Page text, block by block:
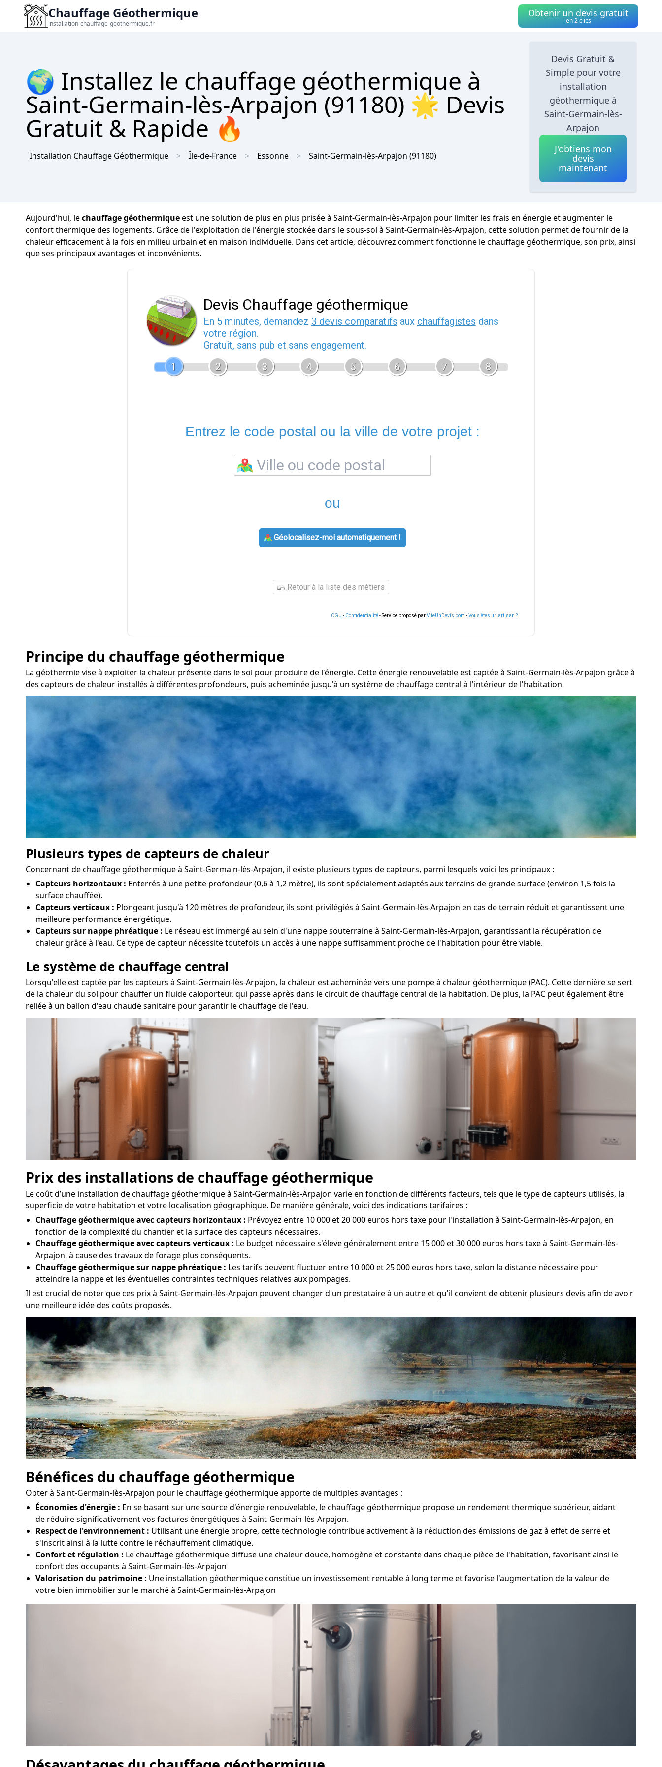
Chauffage Géothermique
installation-chauffage-geothermique.fr
Obtenir un devis gratuit
en 2 clics
🌍 Installez le chauffage géothermique à
Saint-Germain-lès-Arpajon (91180) 🌟 Devis
Gratuit & Rapide 🔥
Installation Chauffage Géothermique Île-de-France Essonne Saint-Germain-lès-Arpajon (91180)
Devis Gratuit &
Simple pour votre
installation
géothermique à
Saint-Germain-lès-
Arpajon
J'obtiens mon
devis
maintenant
Aujourd'hui, lechauffage géothermiqueest une solution de plus en plus prisée à Saint-Germain-lès-Arpajon pour limiter les frais en énergie et augmenter le
confort thermique des logements. Grâce de l'exploitation de l'énergie stockée dans le sous-sol à Saint-Germain-lès-Arpajon, cette solution permet de fournir de la
chaleur efficacement à la fois en milieu urbain et en maison individuelle. Dans cet article, découvrez comment fonctionne le chauffage géothermique, son prix, ainsi
que ses principaux avantages et inconvénients.
Devis Chauffage géothermique
En 5 minutes, demandez 3 devis comparatifs aux chauffagistes dans
votre région.
Gratuit, sans pub et sans engagement.
1
2 3 4 5 6 7 8
Entrez le code postal ou la ville de votre projet :
ou
Géolocalisez-moi automatiquement !
Retour à la liste des métiers
CGU - Confidentialité- Service proposé parViteUnDevis.com -Vous êtes un artisan ?
Principe du chauffage géothermique
La géothermie vise à exploiter la chaleur présente dans le sol pour produire de l'énergie. Cette énergie renouvelable est captée à Saint-Germain-lès-Arpajon grâce à
des capteurs de chaleur installés à différentes profondeurs, puis acheminée jusqu'à un système de chauffage central à l'intérieur de l'habitation.
Plusieurs types de capteurs de chaleur
Concernant de chauffage géothermique à Saint-Germain-lès-Arpajon, il existe plusieurs types de capteurs, parmi lesquels voici les principaux :
Capteurs horizontaux : Enterrés à une petite profondeur (0,6 à 1,2 mètre), ils sont spécialement adaptés aux terrains de grande surface (environ 1,5 fois la
surface chauffée).
Capteurs verticaux : Plongeant jusqu'à 120 mètres de profondeur, ils sont privilégiés à Saint-Germain-lès-Arpajon en cas de terrain réduit et garantissent une
meilleure performance énergétique.
Capteurs sur nappe phréatique : Le réseau est immergé au sein d'une nappe souterraine à Saint-Germain-lès-Arpajon, garantissant la récupération de
chaleur grâce à l'eau. Ce type de capteur nécessite toutefois un accès à une nappe suffisamment proche de l'habitation pour être viable.
Le système de chauffage central
Lorsqu'elle est captée par les capteurs à Saint-Germain-lès-Arpajon, la chaleur est acheminée vers une pompe à chaleur géothermique (PAC). Cette dernière se sert
de la chaleur du sol pour chauffer un fluide caloporteur, qui passe après dans le circuit de chauffage central de la habitation. De plus, la PAC peut également être
reliée à un ballon d'eau chaude sanitaire pour garantir le chauffage de l'eau.
Prix des installations de chauffage géothermique
Le coût d’une installation de chauffage géothermique à Saint-Germain-lès-Arpajon varie en fonction de différents facteurs, tels que le type de capteurs utilisés, la
superficie de votre habitation et votre localisation géographique. De manière générale, voici des indications tarifaires :
Chauffage géothermique avec capteurs horizontaux : Prévoyez entre 10 000 et 20 000 euros hors taxe pour l'installation à Saint-Germain-lès-Arpajon, en
fonction de la complexité du chantier et la surface des capteurs nécessaires.
Chauffage géothermique avec capteurs verticaux : Le budget nécessaire s'élève généralement entre 15 000 et 30 000 euros hors taxe à Saint-Germain-lès-
Arpajon, à cause des travaux de forage plus conséquents.
Chauffage géothermique sur nappe phréatique : Les tarifs peuvent fluctuer entre 10 000 et 25 000 euros hors taxe, selon la distance nécessaire pour
atteindre la nappe et les éventuelles contraintes techniques relatives aux pompages.
Il est crucial de noter que ces prix à Saint-Germain-lès-Arpajon peuvent changer d'un prestataire à un autre et qu'il convient de obtenir plusieurs devis afin de avoir
une meilleure idée des coûts proposés.
Bénéfices du chauffage géothermique
Opter à Saint-Germain-lès-Arpajon pour le chauffage géothermique apporte de multiples avantages :
Économies d'énergie : En se basant sur une source d'énergie renouvelable, le chauffage géothermique propose un rendement thermique supérieur, aidant
de réduire significativement vos factures énergétiques à Saint-Germain-lès-Arpajon.
Respect de l'environnement : Utilisant une énergie propre, cette technologie contribue activement à la réduction des émissions de gaz à effet de serre et
s'inscrit ainsi à la lutte contre le réchauffement climatique.
Confort et régulation : Le chauffage géothermique diffuse une chaleur douce, homogène et constante dans chaque pièce de l'habitation, favorisant ainsi le
confort des occupants à Saint-Germain-lès-Arpajon
Valorisation du patrimoine : Une installation géothermique constitue un investissement rentable à long terme et favorise l'augmentation de la valeur de
votre bien immobilier sur le marché à Saint-Germain-lès-Arpajon